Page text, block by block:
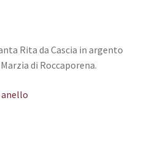
Rita da Cascia in argento
di Roccaporena.